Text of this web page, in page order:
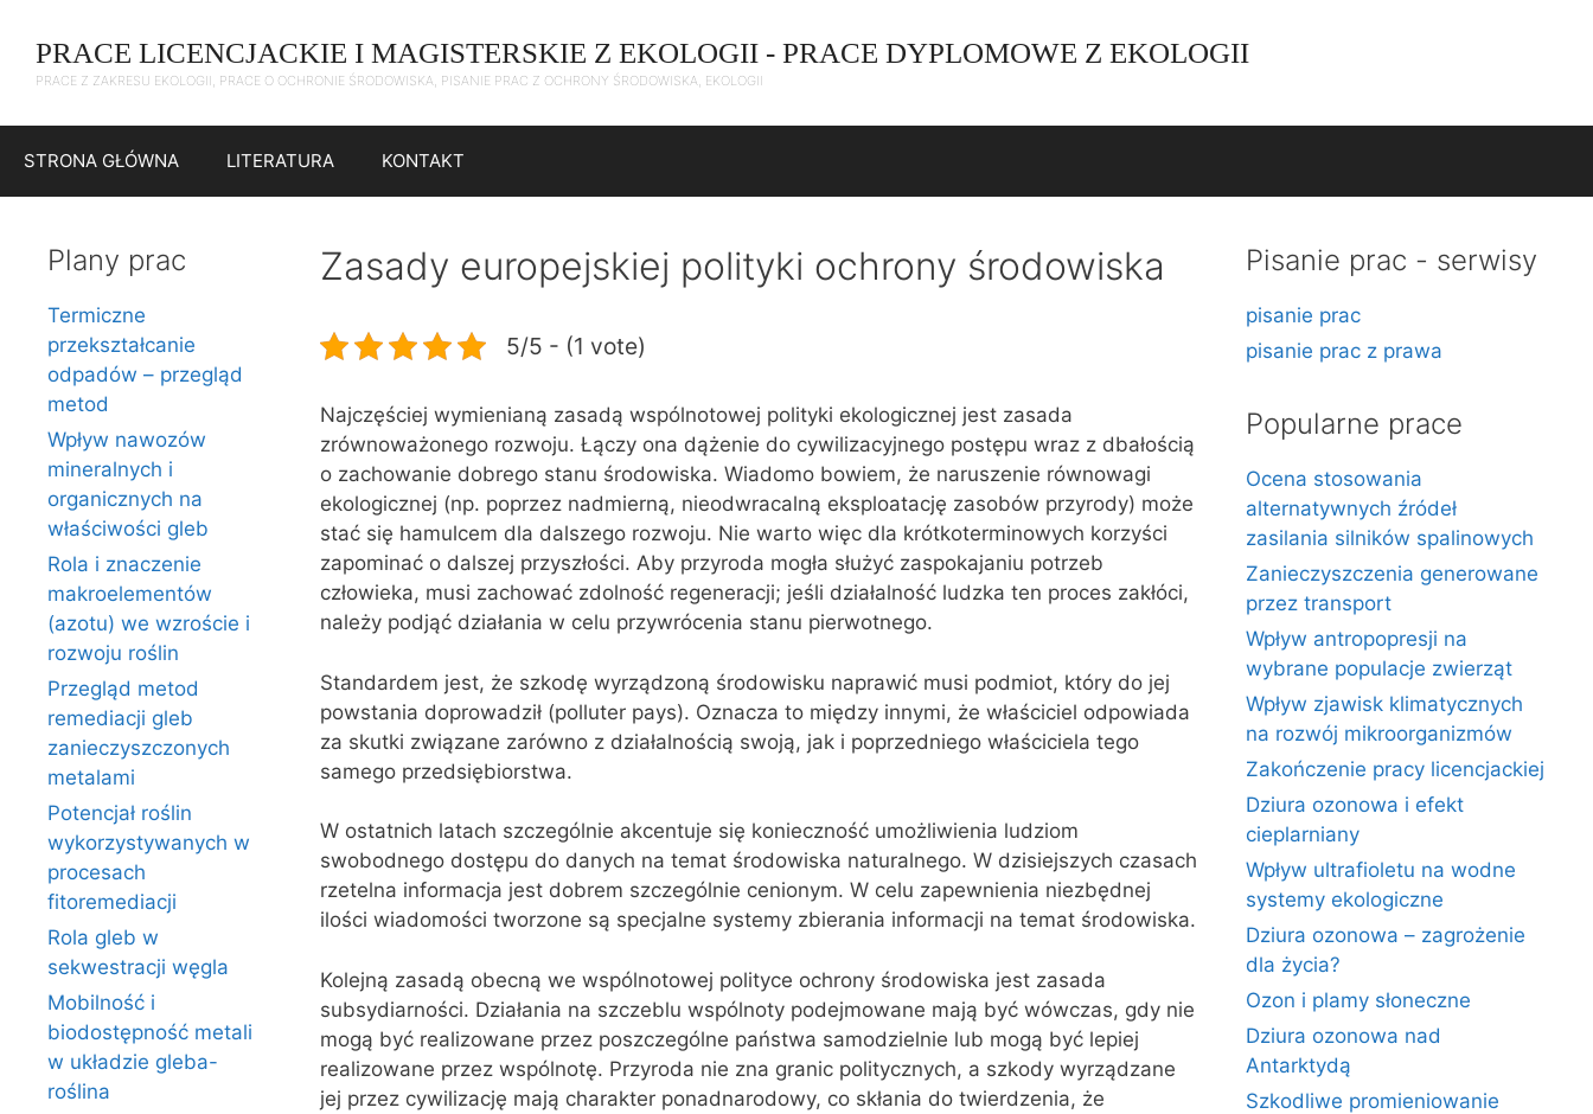
treści
PRACE LICENCJACKIE I MAGISTERSKIE Z EKOLOGII - PRACE DYPLOMOWE Z EKOLOGII
PRACE Z ZAKRESU EKOLOGII, PRACE O OCHRONIE ŚRODOWISKA, PISANIE PRAC Z OCHRONY ŚRODOWISKA, EKOLOGII
STRONA GŁÓWNA LITERATURA KONTAKT
Zasady europejskiej polityki ochrony środowiska
5/5 - (1 vote)
Najczęściej wymienianą zasadą wspólnotowej polityki ekologicznej jest zasada
zrównoważonego rozwoju. Łączy ona dążenie do cywilizacyjnego postępu wraz z dbałością
o zachowanie dobrego stanu środowiska. Wiadomo bowiem, że naruszenie równowagi
ekologicznej (np. poprzez nadmierną, nieodwracalną eksploatację zasobów przyrody) może
stać się hamulcem dla dalszego rozwoju. Nie warto więc dla krótkoterminowych korzyści
zapominać o dalszej przyszłości. Aby przyroda mogła służyć zaspokajaniu potrzeb
człowieka, musi zachować zdolność regeneracji; jeśli działalność ludzka ten proces zakłóci,
należy podjąć działania w celu przywrócenia stanu pierwotnego.
Standardem jest, że szkodę wyrządzoną środowisku naprawić musi podmiot, który do jej
powstania doprowadził (polluter pays). Oznacza to między innymi, że właściciel odpowiada
za skutki związane zarówno z działalnością swoją, jak i poprzedniego właściciela tego
samego przedsiębiorstwa.
W ostatnich latach szczególnie akcentuje się konieczność umożliwienia ludziom
swobodnego dostępu do danych na temat środowiska naturalnego. W dzisiejszych czasach
rzetelna informacja jest dobrem szczególnie cenionym. W celu zapewnienia niezbędnej
ilości wiadomości tworzone są specjalne systemy zbierania informacji na temat środowiska.
Kolejną zasadą obecną we wspólnotowej polityce ochrony środowiska jest zasada
subsydiarności. Działania na szczeblu wspólnoty podejmowane mają być wówczas, gdy nie
mogą być realizowane przez poszczególne państwa samodzielnie lub mogą być lepiej
realizowane przez wspólnotę. Przyroda nie zna granic politycznych, a szkody wyrządzane
jej przez cywilizację mają charakter ponadnarodowy, co skłania do twierdzenia, że
Plany prac
Termiczne
przekształcanie
odpadów – przegląd
metod
Wpływ nawozów
mineralnych i
organicznych na
właściwości gleb
Rola i znaczenie
makroelementów
(azotu) we wzroście i
rozwoju roślin
Przegląd metod
remediacji gleb
zanieczyszczonych
metalami
Potencjał roślin
wykorzystywanych w
procesach
fitoremediacji
Rola gleb w
sekwestracji węgla
Mobilność i
biodostępność metali
w układzie gleba-
roślina
Pisanie prac - serwisy
pisanie prac
pisanie prac z prawa
Popularne prace
Ocena stosowania
alternatywnych źródeł
zasilania silników spalinowych
Zanieczyszczenia generowane
przez transport
Wpływ antropopresji na
wybrane populacje zwierząt
Wpływ zjawisk klimatycznych
na rozwój mikroorganizmów
Zakończenie pracy licencjackiej
Dziura ozonowa i efekt
cieplarniany
Wpływ ultrafioletu na wodne
systemy ekologiczne
Dziura ozonowa – zagrożenie
dla życia?
Ozon i plamy słoneczne
Dziura ozonowa nad
Antarktydą
Szkodliwe promieniowanie